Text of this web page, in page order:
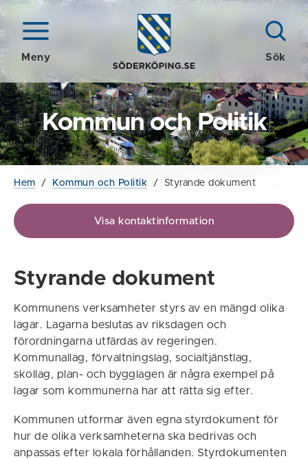
Meny Sök
Kommun och Politik
Hem / Kommun och Politik / Styrande dokument
Visa kontaktinformation
Styrande dokument
Kommunens verksamheter styrs av en mängd olika
lagar. Lagarna beslutas av riksdagen och
förordningarna utfärdas av regeringen.
Kommunallag, förvaltningslag, socialtjänstlag,
skollag, plan- och bygglagen är några exempel på
lagar som kommunerna har att rätta sig efter.
Kommunen utformar även egna styrdokument för
hur de olika verksamheterna ska bedrivas och
anpassas efter lokala förhållanden. Styrdokumenten